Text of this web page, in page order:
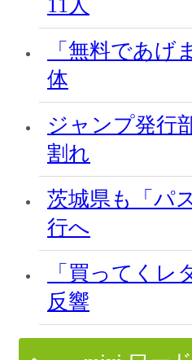
11人
「無料であげ
体
ジャンプ発行
割れ
茨城県も「パ
行へ
「買ってくレ
反響